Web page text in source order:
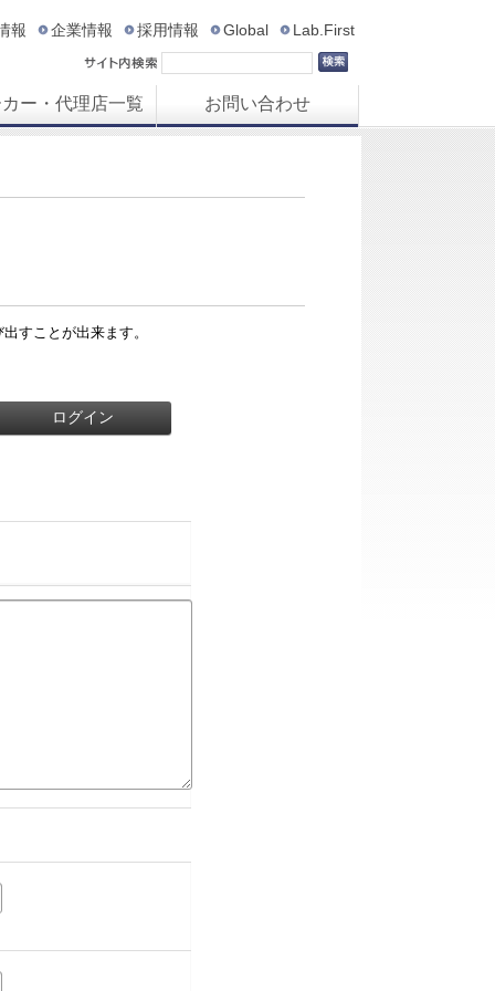
報 企業情報 採用情報 Global Lab.First
カー・代理店一覧 お問い合わせ
すことが出来ます。